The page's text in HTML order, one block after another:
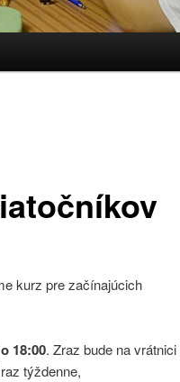
kurz pre začínajúcich
18:00. Zraz bude na vrátnici
týždenne,